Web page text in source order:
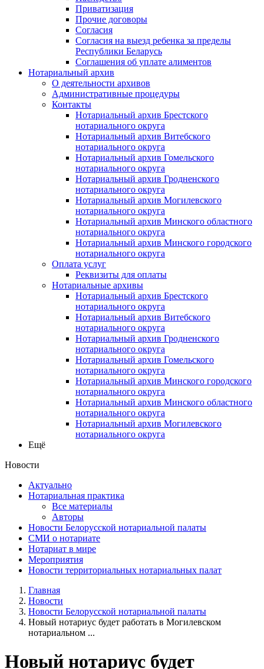
Приватизация
Прочие договоры
Согласия
Согласия на выезд ребенка за пределы
Республики Беларусь
Соглашения об уплате алиментов
Нотариальный архив
О деятельности архивов
Административные процедуры
Контакты
Нотариальный архив Брестского
нотариального округа
Нотариальный архив Витебского
нотариального округа
Нотариальный архив Гомельского
нотариального округа
Нотариальный архив Гродненского
нотариального округа
Нотариальный архив Могилевского
нотариального округа
Нотариальный архив Минского областного
нотариального округа
Нотариальный архив Минского городского
нотариального округа
Оплата услуг
Реквизиты для оплаты
Нотариальные архивы
Нотариальный архив Брестского
нотариального округа
Нотариальный архив Витебского
нотариального округа
Нотариальный архив Гродненского
нотариального округа
Нотариальный архив Гомельского
нотариального округа
Нотариальный архив Минского городского
нотариального округа
Нотариальный архив Минского областного
нотариального округа
Нотариальный архив Могилевского
нотариального округа
Ещё
Новости
Актуально
Нотариальная практика
Все материалы
Авторы
Новости Белорусской нотариальной палаты
СМИ о нотариате
Нотариат в мире
Мероприятия
Новости территориальных нотариальных палат
Главная
Новости
Новости Белорусской нотариальной палаты
Новый нотариус будет работать в Могилевском
нотариальном ...
Новый нотариус будет